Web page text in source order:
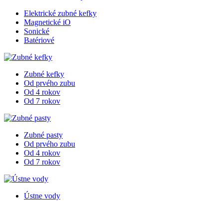
Elektrické zubné kefky
Magnetické iO
Sonické
Batériové
Zubné kefky
Od prvého zubu
Od 4 rokov
Od 7 rokov
Zubné pasty
Od prvého zubu
Od 4 rokov
Od 7 rokov
Ústne vody